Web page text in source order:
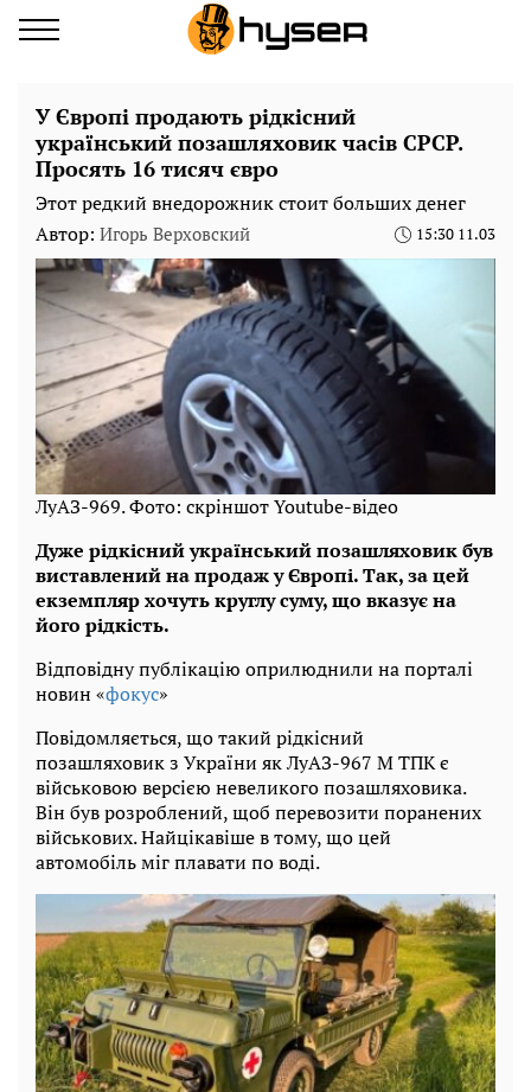
У Європі продають рідкісний
український позашляховик часів СРСР.
Просять 16 тисяч євро
Этот редкий внедорожник стоит больших денег
Автор: Игорь Верховский 15:30 11.03
ЛуАЗ-969. Фото: скріншот Youtube-відео
Дуже рідкісний український позашляховик був
виставлений на продаж у Європі. Так, за цей
екземпляр хочуть круглу суму, що вказує на
його рідкість.
Відповідну публікацію оприлюднили на порталі
новин «фокус»
Повідомляється, що такий рідкісний
позашляховик з України як ЛуАЗ-967 М ТПК є
військовою версією невеликого позашляховика.
Він був розроблений, щоб перевозити поранених
військових. Найцікавіше в тому, що цей
автомобіль міг плавати по воді.